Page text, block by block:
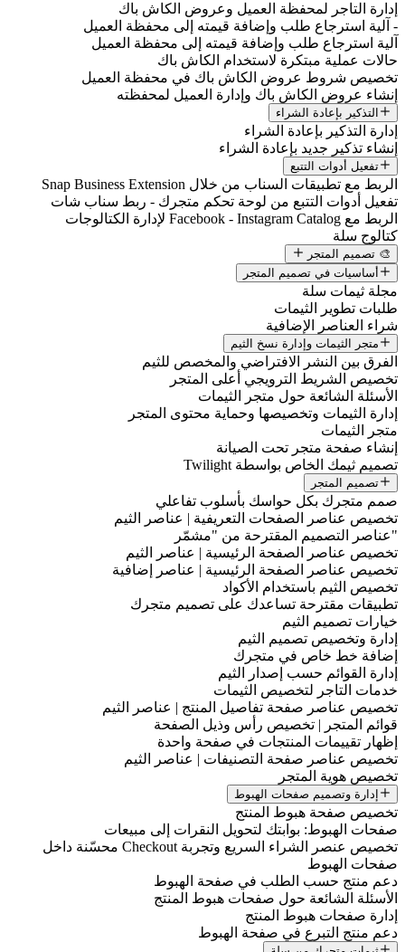
إدارة التاجر لمحفظة العميل وعروض الكاش باك
- آلية استرجاع طلب وإضافة قيمته إلى محفظة العميل
آلية استرجاع طلب وإضافة قيمته إلى محفظة العميل
حالات عملية مبتكرة لاستخدام الكاش باك
تخصيص شروط عروض الكاش باك في محفظة العميل
إنشاء عروض الكاش باك وإدارة العميل لمحفظته
التذكير بإعادة الشراء
إدارة التذكير بإعادة الشراء
إنشاء تذكير جديد بإعادة الشراء
تفعيل أدوات التتبع
الربط مع تطبيقات السناب من خلال Snap Business Extension
تفعيل أدوات التتبع من لوحة تحكم متجرك - ربط سناب شات
الربط مع Facebook - Instagram Catalog لإدارة الكتالوجات
كتالوج سلة
🎨 تصميم المتجر
أساسيات في تصميم المتجر
مجلة ثيمات سلة
طلبات تطوير الثيمات
شراء العناصر الإضافية
متجر الثيمات وإدارة نسخ الثيم
الفرق بين النشر الافتراضي والمخصص للثيم
تخصيص الشريط الترويجي أعلى المتجر
الأسئلة الشائعة حول متجر الثيمات
إدارة الثيمات وتخصيصها وحماية محتوى المتجر
متجر الثيمات
إنشاء صفحة متجر تحت الصيانة
تصميم ثيمك الخاص بواسطة Twilight
تصميم المتجر
صمم متجرك بكل حواسك بأسلوب تفاعلي
تخصيص عناصر الصفحات التعريفية | عناصر الثيم
"عناصر التصميم المقترحة من "مشمّر
تخصيص عناصر الصفحة الرئيسية | عناصر الثيم
تخصيص عناصر الصفحة الرئيسية | عناصر إضافية
تخصيص الثيم باستخدام الأكواد
تطبيقات مقترحة تساعدك على تصميم متجرك
خيارات تصميم الثيم
إدارة وتخصيص تصميم الثيم
إضافة خط خاص في متجرك
إدارة القوائم حسب إصدار الثيم
خدمات التاجر لتخصيص الثيمات
تخصيص عناصر صفحة تفاصيل المنتج | عناصر الثيم
قوائم المتجر | تخصيص رأس وذيل الصفحة
إظهار تقييمات المنتجات في صفحة واحدة
تخصيص عناصر صفحة التصنيفات | عناصر الثيم
تخصيص هوية المتجر
إدارة وتصميم صفحات الهبوط
تخصيص صفحة هبوط المنتج
صفحات الهبوط: بوابتك لتحويل النقرات إلى مبيعات
تخصيص عنصر الشراء السريع وتجربة Checkout محسّنة داخل
صفحات الهبوط
دعم منتج حسب الطلب في صفحة الهبوط
الأسئلة الشائعة حول صفحات هبوط المنتج
إدارة صفحات هبوط المنتج
دعم منتج التبرع في صفحة الهبوط